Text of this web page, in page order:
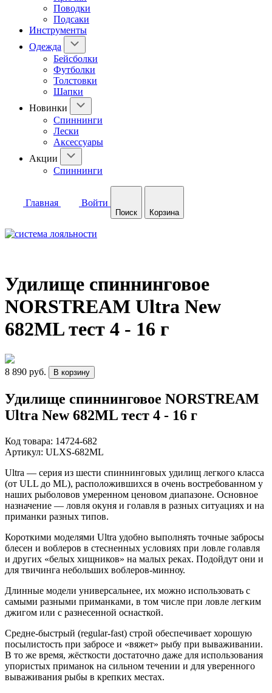
Поводки
Подсаки
Инструменты
Одежда
Бейсболки
Футболки
Толстовки
Шапки
Новинки
Спиннинги
Лески
Аксессуары
Акции
Спиннинги
Главная Войти
Поиск Корзина
Удилище спиннинговое
NORSTREAM Ultra New
682ML тест 4 - 16 г
8 890 руб. В корзину
Удилище спиннинговое NORSTREAM
Ultra New 682ML тест 4 - 16 г
Код товара: 14724-682
Артикул: ULXS-682ML
Ultra — серия из шести спиннинговых удилищ легкого класса
(от ULL до ML), расположившихся в очень востребованном у
наших рыболовов умеренном ценовом диапазоне. Основное
назначение — ловля окуня и голавля в разных ситуациях и на
приманки разных типов.
Короткими моделями Ultra удобно выполнять точные забросы
блесен и воблеров в стесненных условиях при ловле голавля
и других «белых хищников» на малых реках. Подойдут они и
для твичинга небольших воблеров-минноу.
Длинные модели универсальнее, их можно использовать с
самыми разными приманками, в том числе при ловле легким
джигом или c разнесенной оснасткой.
Средне-быстрый (regular-fast) строй обеспечивает хорошую
посылистость при забросе и «вяжет» рыбу при вываживании.
В то же время, жёсткости достаточно даже для использования
упористых приманок на сильном течении и для уверенного
вываживания рыбы в крепких местах.